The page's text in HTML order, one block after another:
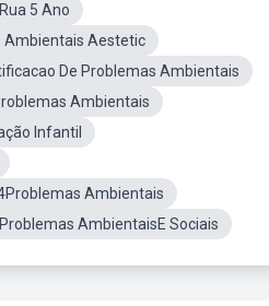
5 Ano
Ambientais Aestetic
De Problemas Ambientais
Ambientais
Infantil
Ambientais
AmbientaisE Sociais